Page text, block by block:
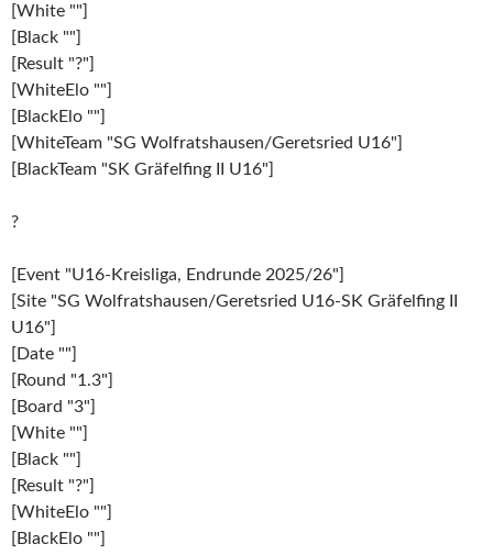
[White ""]
[Black ""]
[Result "?"]
[WhiteElo ""]
[BlackElo ""]
[WhiteTeam "SG Wolfratshausen/Geretsried U16"]
[BlackTeam "SK Gräfelfing II U16"]
?
[Event "U16-Kreisliga, Endrunde 2025/26"]
[Site "SG Wolfratshausen/Geretsried U16-SK Gräfelfing II
U16"]
[Date ""]
[Round "1.3"]
[Board "3"]
[White ""]
[Black ""]
[Result "?"]
[WhiteElo ""]
[BlackElo ""]